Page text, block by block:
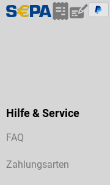
Hilfe & Service
FAQ
Zahlungsarten